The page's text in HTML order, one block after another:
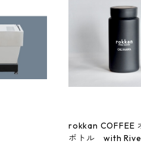
rokkan COFFEE
ボトル with